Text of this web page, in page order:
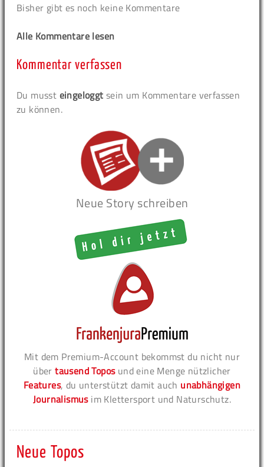
Bisher gibt es noch keine Kommentare
Alle Kommentare lesen
Kommentar verfassen
Du musst eingeloggt sein um Kommentare verfassen
zu können.
Neue Story schreiben
Mit dem Premium-Account bekommst du nicht nur
übertausend Toposund eine Menge nützlicher
Features, du unterstützt damit auch unabhängigen
Journalismusim Klettersport und Naturschutz.
Neue Topos